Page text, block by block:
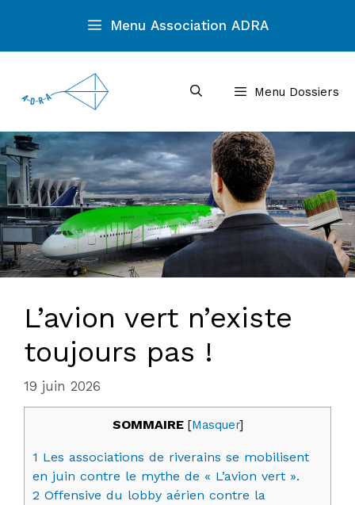
contenu
Menu Association ADRA
Menu Dossiers
L’avion vert n’existe
toujours pas !
19 juin 2026
SOMMAIRE [Masquer]
1 Les associations de riverains se mobilisent
en juin contre le mythe de « L’avion vert ».
2 Offensive du lobby aérien contre la